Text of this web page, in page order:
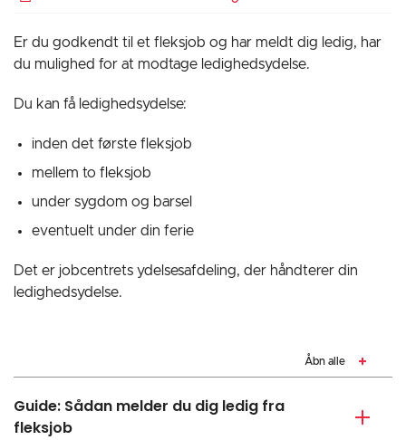
Er du godkendt til et fleksjob og har meldt dig ledig, har
du mulighed for at modtage ledighedsydelse.
Du kan få ledighedsydelse:
inden det første fleksjob
mellem to fleksjob
under sygdom og barsel
eventuelt under din ferie
Det er jobcentrets ydelsesafdeling, der håndterer din
ledighedsydelse.
Åbn alle
Guide: Sådan melder du dig ledig fra
fleksjob